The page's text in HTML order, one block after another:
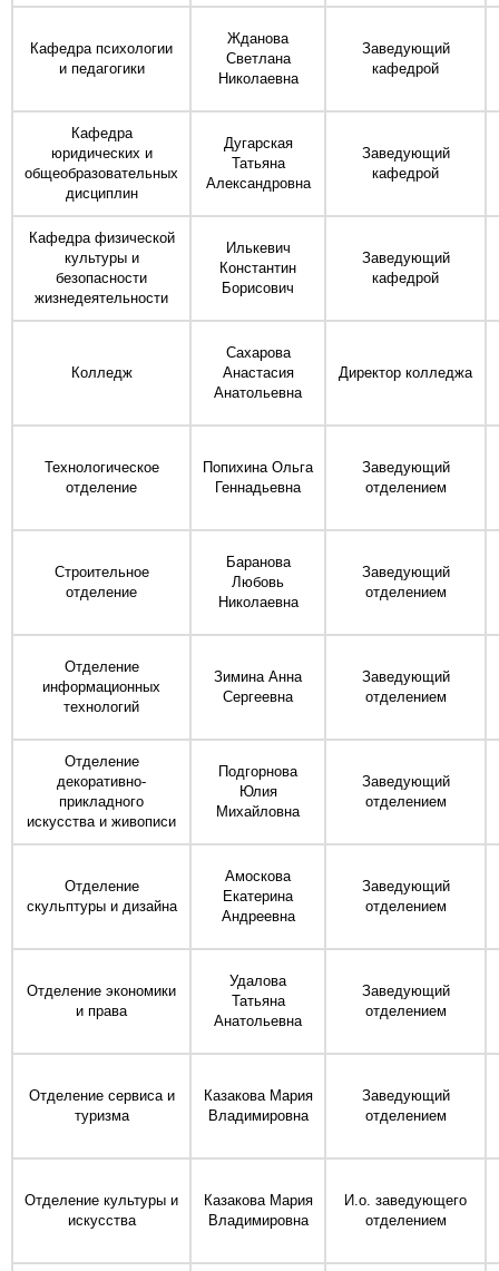
Кафедра психологии
и педагогики
Жданова
Светлана
Николаевна
Заведующий
кафедрой
Кафедра
юридических и
общеобразовательных
дисциплин
Дугарская
Татьяна
Александровна
Заведующий
кафедрой
Кафедра физической
культуры и
безопасности
жизнедеятельности
Илькевич
Константин
Борисович
Заведующий
кафедрой
Колледж
Сахарова
Анастасия
Анатольевна
Директор колледжа
Технологическое
отделение
Попихина Ольга
Геннадьевна
Заведующий
отделением
Строительное
отделение
Баранова
Любовь
Николаевна
Заведующий
отделением
Отделение
информационных
технологий
Зимина Анна
Сергеевна
Заведующий
отделением
Отделение
декоративно-
прикладного
искусства и живописи
Подгорнова
Юлия
Михайловна
Заведующий
отделением
Отделение
скульптуры и дизайна
Амоскова
Екатерина
Андреевна
Заведующий
отделением
Отделение экономики
и права
Удалова
Татьяна
Анатольевна
Заведующий
отделением
Отделение сервиса и
туризма
Казакова Мария
Владимировна
Заведующий
отделением
Отделение культуры и
искусства
Казакова Мария
Владимировна
И.о. заведующего
отделением